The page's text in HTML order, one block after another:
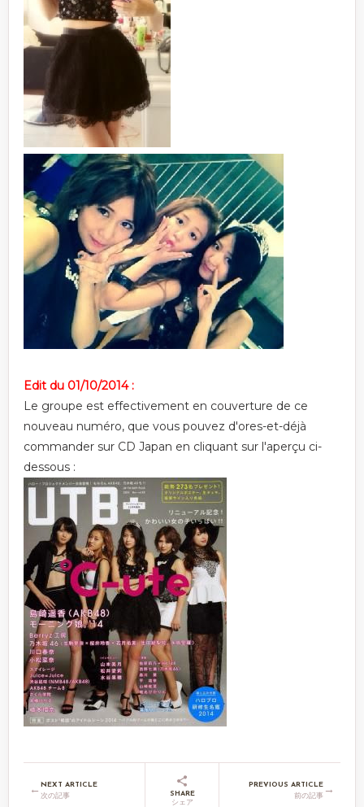
Edit du 01/10/2014 :
Le groupe est effectivement en couverture de ce
nouveau numéro, que vous pouvez d'ores-et-déjà
commander sur CD Japan en cliquant sur l'aperçu ci-
dessous :
← NEXT ARTICLE
次の記事
SHARE
シェア
PREVIOUS ARTICLE
前の記事 →